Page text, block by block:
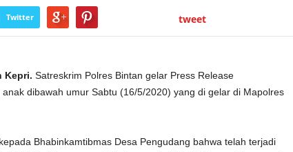
Twitter tweet
Kepri. Satreskrim Polres Bintan gelar Press Release
dibawah umur Sabtu (16/5/2020) yang di gelar di Mapolres
Bhabinkamtibmas Desa Pengudang bahwa telah terjadi